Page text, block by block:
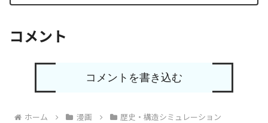
コメント
コメントを書き込む
ホーム 漫画 歴史・構造シミュレーション